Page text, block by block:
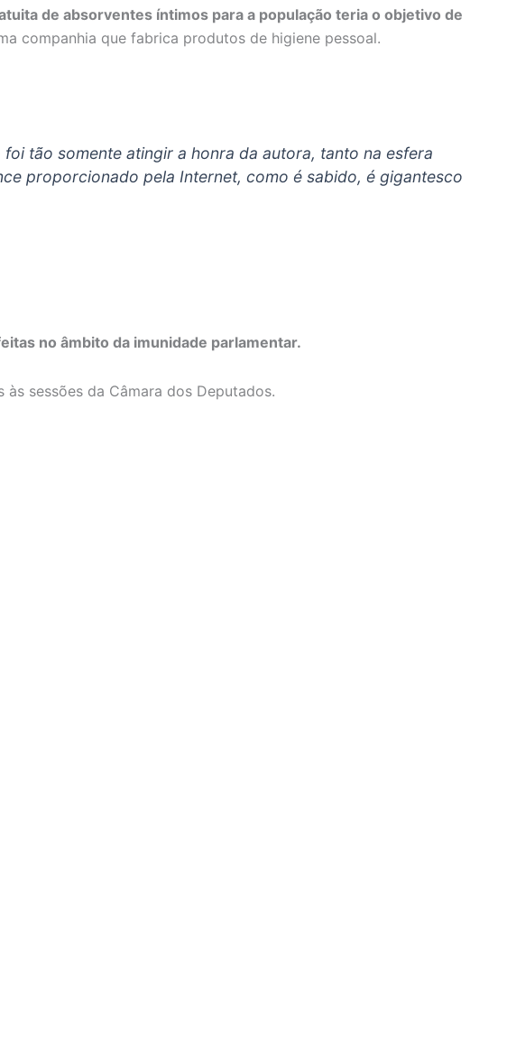
de absorventes íntimos para a população teria o objetivo de
companhia que fabrica produtos de higiene pessoal.
tão somente atingir a honra da autora, tanto na esfera
proporcionado pela Internet, como é sabido, é gigantesco
no âmbito da imunidade parlamentar.
sessões da Câmara dos Deputados.